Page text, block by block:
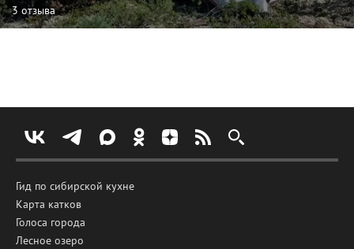
3 отзыва
Гид по сибирской кухне
Карта катков
Голоса города
Лесное озеро